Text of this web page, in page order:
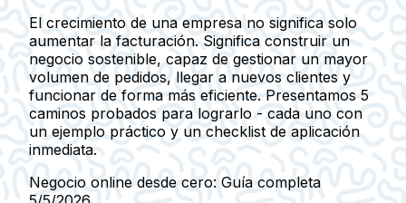
El crecimiento de una empresa no significa solo
aumentar la facturación. Significa construir un
negocio sostenible, capaz de gestionar un mayor
volumen de pedidos, llegar a nuevos clientes y
funcionar de forma más eficiente. Presentamos 5
caminos probados para lograrlo - cada uno con
un ejemplo práctico y un checklist de aplicación
inmediata.
Negocio online desde cero: Guía completa